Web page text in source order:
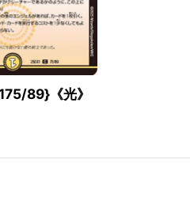
89}《光》